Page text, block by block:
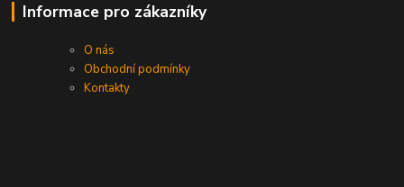
Informace pro zákazníky
O nás
Obchodní podmínky
Kontakty